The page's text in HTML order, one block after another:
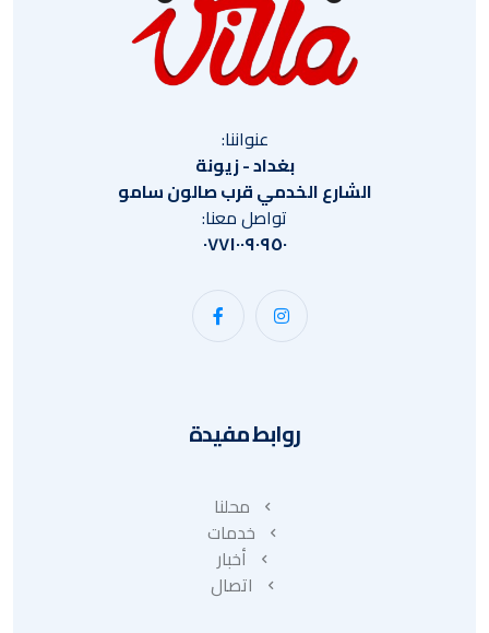
عنواننا:
بغداد - زيونة
الشارع الخدمي قرب صالون سامو
تواصل معنا:
٠٧٧١٠٠٩٠٩٥٠
روابط مفيدة
محلنا
خدمات
أخبار
اتصال